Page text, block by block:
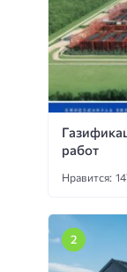
работ
Нравится: